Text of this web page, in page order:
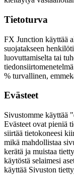
Tietoturva
FX Junction käyttää
suojatakseen
luovuttamiselta tai
% turvallinen,
Evästeet
Sivustomme käyttää
Evästeet ovat pieniä
siirtää tietokoneesi
mikä mahdollistaa
kerätä ja muistaa
käytöstä selaimesi
käyttää Sivuston